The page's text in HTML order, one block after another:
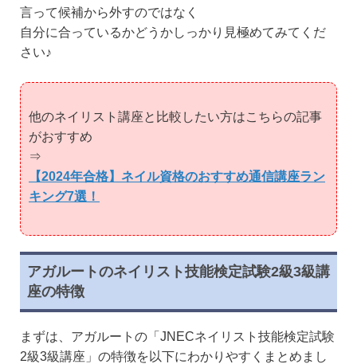
言って候補から外すのではなく
自分に合っているかどうかしっかり見極めてみてくだ
さい♪
他のネイリスト講座と比較したい方はこちらの記事
がおすすめ
⇒
【2024年合格】ネイル資格のおすすめ通信講座ラン
キング7選！
アガルートのネイリスト技能検定試験2級3級講
座の特徴
まずは、アガルートの「JNECネイリスト技能検定試験
2級3級講座」の特徴を以下にわかりやすくまとめまし